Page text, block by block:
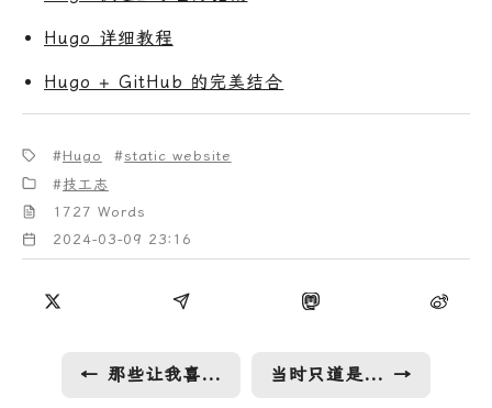
Hugo 详细教程
Hugo + GitHub 的完美结合
Hugo
static website
技工志
1727 Words
2024-03-09 23:16
← 那些让我喜欢湾区（加州）的小事 当时只道是寻常 →